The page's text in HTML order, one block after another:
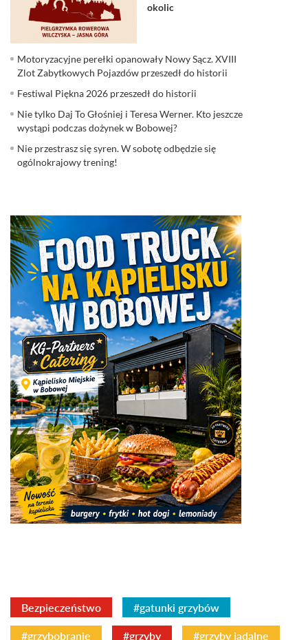
okolic
Motoryzacyjne perełki opanowały Nowy Sącz. XVIII
Zlot Zabytkowych Pojazdów przeszedł do historii
Festiwal Piękna 2026 przeszedł do historii
Nie tylko Daj To Głośniej i Teresa Werner. Kto jeszcze
wystąpi podczas dożynek w Bobowej?
Nie przestrasz się syren. W sobotę odbędzie się
ogólnokrajowy trening!
Bezpieczeństwo #gatunki grzybów
#grzybobranie #grzyby #grzyby jadalne